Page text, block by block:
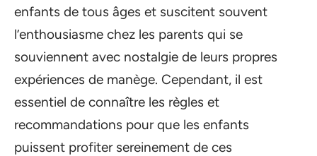
enfants de tous âges et suscitent souvent
l’enthousiasme chez les parents qui se
souviennent avec nostalgie de leurs propres
expériences de manège. Cependant, il est
essentiel de connaître les règles et
recommandations pour que les enfants
puissent profiter sereinement de ces